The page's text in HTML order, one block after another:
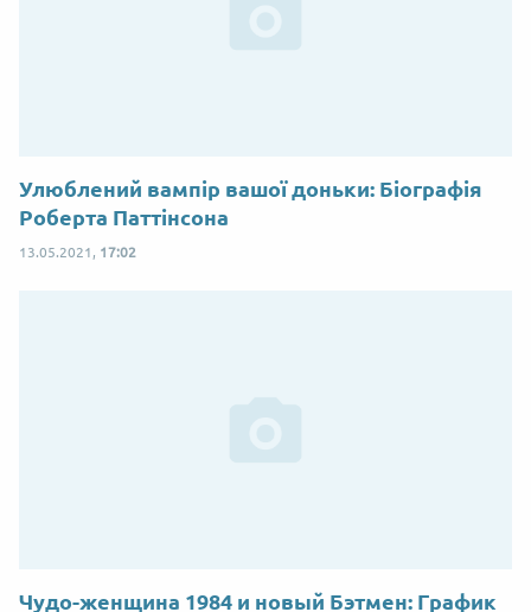
Улюблений вампір вашої доньки: Біографія
Роберта Паттінсона
13.05.2021, 17:02
Чудо-женщина 1984 и новый Бэтмен: График